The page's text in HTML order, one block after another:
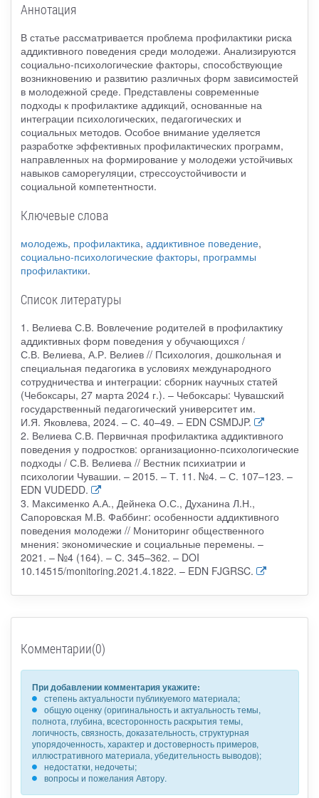
Аннотация
В статье рассматривается проблема профилактики риска
аддиктивного поведения среди молодежи. Анализируются
социально-психологические факторы, способствующие
возникновению и развитию различных форм зависимостей
в молодежной среде. Представлены современные
подходы к профилактике аддикций, основанные на
интеграции психологических, педагогических и
социальных методов. Особое внимание уделяется
разработке эффективных профилактических программ,
направленных на формирование у молодежи устойчивых
навыков саморегуляции, стрессоустойчивости и
социальной компетентности.
Ключевые слова
молодежь, профилактика, аддиктивное поведение,
социально-психологические факторы, программы
профилактики.
Список литературы
1. Велиева С.В. Вовлечение родителей в профилактику
аддиктивных форм поведения у обучающихся /
С.В. Велиева, А.Р. Велиев // Психология, дошкольная и
специальная педагогика в условиях международного
сотрудничества и интеграции: сборник научных статей
(Чебоксары, 27 марта 2024 г.). – Чебоксары: Чувашский
государственный педагогический университет им.
И.Я. Яковлева, 2024. – С. 40–49. – EDN CSMDJP.
2. Велиева С.В. Первичная профилактика аддиктивного
поведения у подростков: организационно-психологические
подходы / С.В. Велиева // Вестник психиатрии и
психологии Чувашии. – 2015. – Т. 11. №4. – С. 107–123. –
EDN VUDEDD.
3. Максименко А.А., Дейнека О.С., Духанина Л.Н.,
Сапоровская М.В. Фаббинг: особенности аддиктивного
поведения молодежи // Мониторинг общественного
мнения: экономические и социальные перемены. –
2021. – №4 (164). – С. 345–362. – DOI
10.14515/monitoring.2021.4.1822. – EDN FJGRSC.
Комментарии(0)
При добавлении комментария укажите:
степень актуальности публикуемого материала;
общую оценку (оригинальность и актуальность темы,
полнота, глубина, всесторонность раскрытия темы,
логичность, связность, доказательность, структурная
упорядоченность, характер и достоверность примеров,
иллюстративного материала, убедительность выводов);
недостатки, недочеты;
вопросы и пожелания Автору.